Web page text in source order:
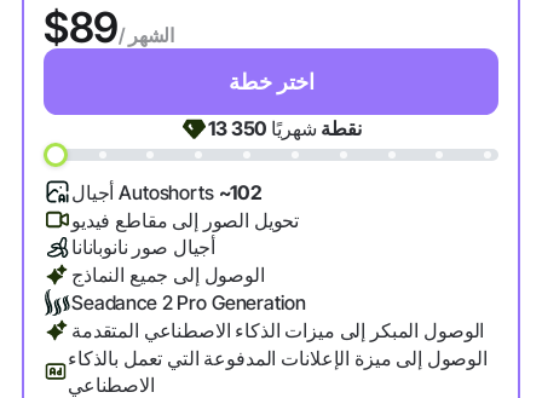
$89 / الشهر
اختر خطة
13 350 نقطة شهريًا
أجيال Autoshorts ~102
تحويل الصور إلى مقاطع فيديو
أجيال صور نانوبانانا
الوصول إلى جميع النماذج
Seadance 2 Pro Generation
الوصول المبكر إلى ميزات الذكاء الاصطناعي المتقدمة
الوصول إلى ميزة الإعلانات المدفوعة التي تعمل بالذكاء
الاصطناعي